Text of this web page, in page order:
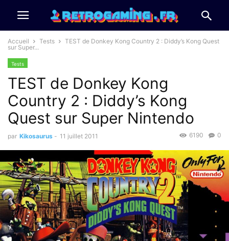
Accueil Tests
TEST de Donkey Kong Country 2 : Diddy’s Kong Quest
sur Super...
Tests
TEST de Donkey Kong
Country 2 : Diddy’s Kong
Quest sur Super Nintendo
par Kikosaurus - 11 juillet 2011 0
6190